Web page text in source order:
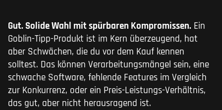
Gut. Solide Wahl mit spürbaren Kompromissen. Ein
Goblin-Tipp-Produkt ist im Kern überzeugend, hat
aber Schwächen, die du vor dem Kauf kennen
solltest. Das können Verarbeitungsmängel sein, eine
schwache Software, fehlende Features im Vergleich
zur Konkurrenz, oder ein Preis-Leistungs-Verhältnis,
das gut, aber nicht herausragend ist.